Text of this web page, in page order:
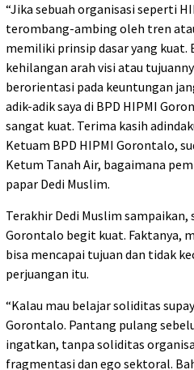
“Jika sebuah organisasi seperti
terombang-ambing oleh tren
memiliki prinsip dasar yang kuat.
kehilangan arah visi atau
berorientasi pada keuntungan
adik-adik saya di BPD HIPMI
sangat kuat. Terima kasih
Ketuam BPD HIPMI Gorontalo,
Ketum Tanah Air, bagaimana
papar Dedi Muslim.
Terakhir Dedi Muslim sampaikan,
Gorontalo begit kuat. Faktanya,
bisa mencapai tujuan dan tidak
perjuangan itu.
“Kalau mau belajar soliditas
Gorontalo. Pantang pulang
ingatkan, tanpa soliditas
fragmentasi dan ego sektoral.